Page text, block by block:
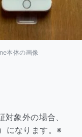
本体の画像
象外の場合、
になります。※